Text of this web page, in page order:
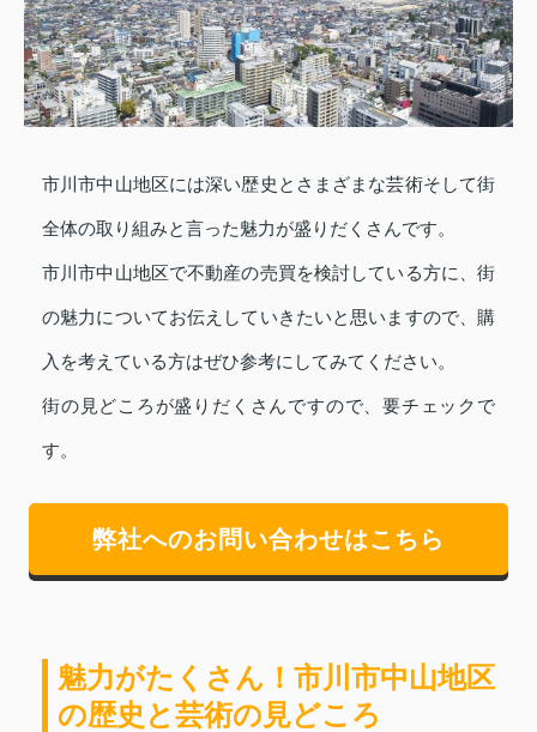
市川市中山地区には深い歴史とさまざまな芸術そして街
全体の取り組みと言った魅力が盛りだくさんです。
市川市中山地区で不動産の売買を検討している方に、街
の魅力についてお伝えしていきたいと思いますので、購
入を考えている方はぜひ参考にしてみてください。
街の見どころが盛りだくさんですので、要チェックで
す。
弊社へのお問い合わせはこちら
魅力がたくさん！市川市中山地区
の歴史と芸術の見どころ